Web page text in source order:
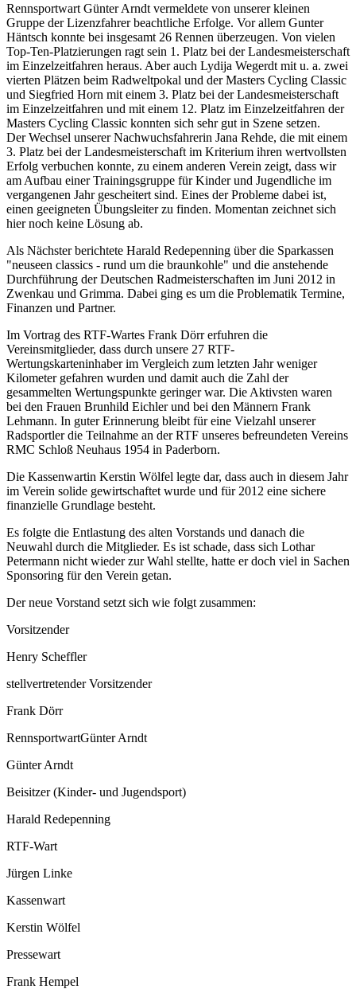
Rennsportwart Günter Arndt vermeldete von unserer kleinen
Gruppe der Lizenzfahrer beachtliche Erfolge. Vor allem Gunter
Häntsch konnte bei insgesamt 26 Rennen überzeugen. Von vielen
Top-Ten-Platzierungen ragt sein 1. Platz bei der Landesmeisterschaft
im Einzelzeitfahren heraus. Aber auch Lydija Wegerdt mit u. a. zwei
vierten Plätzen beim Radweltpokal und der Masters Cycling Classic
und Siegfried Horn mit einem 3. Platz bei der Landesmeisterschaft
im Einzelzeitfahren und mit einem 12. Platz im Einzelzeitfahren der
Masters Cycling Classic konnten sich sehr gut in Szene setzen.
Der Wechsel unserer Nachwuchsfahrerin Jana Rehde, die mit einem
3. Platz bei der Landesmeisterschaft im Kriterium ihren wertvollsten
Erfolg verbuchen konnte, zu einem anderen Verein zeigt, dass wir
am Aufbau einer Trainingsgruppe für Kinder und Jugendliche im
vergangenen Jahr gescheitert sind. Eines der Probleme dabei ist,
einen geeigneten Übungsleiter zu finden. Momentan zeichnet sich
hier noch keine Lösung ab.
Als Nächster berichtete Harald Redepenning über die Sparkassen
"neuseen classics - rund um die braunkohle" und die anstehende
Durchführung der Deutschen Radmeisterschaften im Juni 2012 in
Zwenkau und Grimma. Dabei ging es um die Problematik Termine,
Finanzen und Partner.
Im Vortrag des RTF-Wartes Frank Dörr erfuhren die
Vereinsmitglieder, dass durch unsere 27 RTF-
Wertungskarteninhaber im Vergleich zum letzten Jahr weniger
Kilometer gefahren wurden und damit auch die Zahl der
gesammelten Wertungspunkte geringer war. Die Aktivsten waren
bei den Frauen Brunhild Eichler und bei den Männern Frank
Lehmann. In guter Erinnerung bleibt für eine Vielzahl unserer
Radsportler die Teilnahme an der RTF unseres befreundeten Vereins
RMC Schloß Neuhaus 1954 in Paderborn.
Die Kassenwartin Kerstin Wölfel legte dar, dass auch in diesem Jahr
im Verein solide gewirtschaftet wurde und für 2012 eine sichere
finanzielle Grundlage besteht.
Es folgte die Entlastung des alten Vorstands und danach die
Neuwahl durch die Mitglieder. Es ist schade, dass sich Lothar
Petermann nicht wieder zur Wahl stellte, hatte er doch viel in Sachen
Sponsoring für den Verein getan.
Der neue Vorstand setzt sich wie folgt zusammen:
Vorsitzender
Henry Scheffler
stellvertretender Vorsitzender
Frank Dörr
RennsportwartGünter Arndt
Günter Arndt
Beisitzer (Kinder- und Jugendsport)
Harald Redepenning
RTF-Wart
Jürgen Linke
Kassenwart
Kerstin Wölfel
Pressewart
Frank Hempel